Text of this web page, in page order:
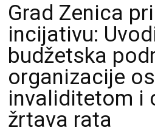
Grad Zenica
incijativu:
budžetska
organizacije
invaliditetom i
žrtava rata